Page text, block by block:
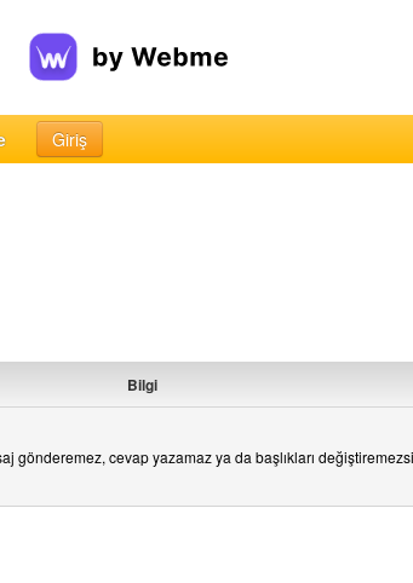
Giriş
Bilgi
gönderemez, cevap yazamaz ya da başlıkları